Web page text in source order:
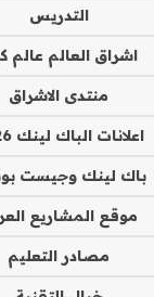
التدريس
اشراق العالم عالم
منتدى الاشراق
اعلانات الباك لينك 2026
باك لينك وجيست
موقع المشاريع
مصادر التعليم